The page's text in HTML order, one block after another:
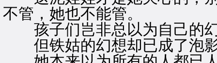
不管，她也不能管。
孩子们岂非总以为自己的
但铁姑的幻想却已成了泡